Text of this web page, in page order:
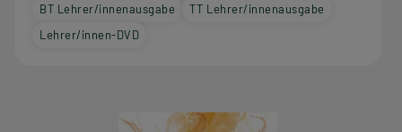
BT Lehrer/innenausgabe
TT Lehrer/innenausgabe
Lehrer/innen-DVD